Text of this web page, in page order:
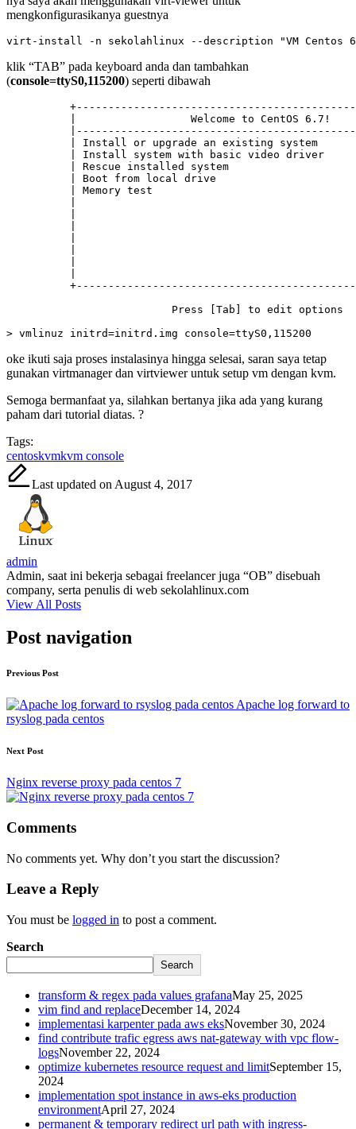
mengkonfigurasikanya guestnya
virt-install -n sekolahlinux --description "VM Centos
klik “TAB” pada keyboard anda dan tambahkan
(console=ttyS0,115200) seperti dibawah
|                  Welcome to CentOS 6.7!
| Install or upgrade an existing system
| Install system with basic video driver
| Rescue installed system
| Boot from local drive
| Memory test
                          Press [Tab] to edit options
> vmlinuz initrd=initrd.img console=ttyS0,115200
oke ikuti saja proses instalasinya hingga selesai, saran saya tetap
gunakan virtmanager dan virtviewer untuk setup vm dengan kvm.
Semoga bermanfaat ya, silahkan bertanya jika ada yang kurang
paham dari tutorial diatas. ?
Tags:
centoskvmkvm console
Last updated on August 4, 2017
admin
Admin, saat ini bekerja sebagai freelancer juga “OB” disebuah
company, serta penulis di web sekolahlinux.com
View All Posts
Post navigation
Previous Post
Apache log forward to
rsyslog pada centos
Next Post
Nginx reverse proxy pada centos 7
Comments
No comments yet. Why don’t you start the discussion?
Leave a Reply
You must be logged in to post a comment.
Search
Search
transform & regex pada values grafanaMay 25, 2025
vim find and replaceDecember 14, 2024
implementasi karpenter pada aws eksNovember 30, 2024
find contribute trafic egress aws nat-gateway with vpc flow-
logsNovember 22, 2024
optimize kubernetes resource request and limitSeptember 15,
2024
implementation spot instance in aws-eks production
environmentApril 27, 2024
permanent & temporary redirect url path with ingress-